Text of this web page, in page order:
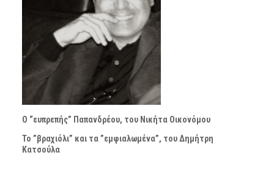
Ο “ευπρεπής” Παπανδρέου, του Νικήτα Οικονόμου
Το ”βραχιόλι” και τα ”εμφιαλωμένα”, του Δημήτρη
Κατσούλα